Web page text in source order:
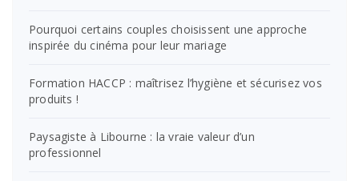
Pourquoi certains couples choisissent une approche
inspirée du cinéma pour leur mariage
Formation HACCP : maîtrisez l’hygiène et sécurisez vos
produits !
Paysagiste à Libourne : la vraie valeur d’un
professionnel